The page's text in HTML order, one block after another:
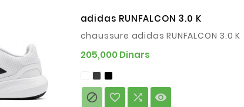
adidas RUNFALCON 3.0 K
chaussure adidas RUNFALCON 3.0 K
205,000 Dinars
   